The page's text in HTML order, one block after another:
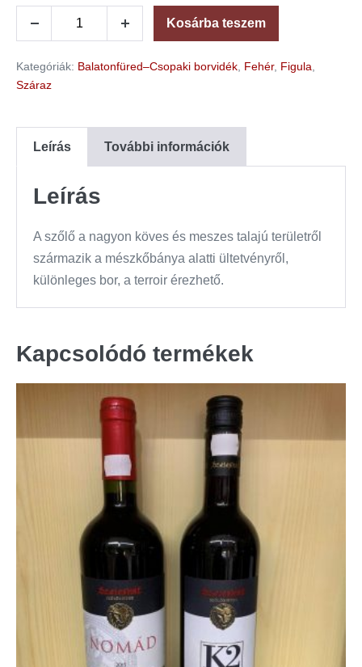
Kosárba teszem
Kategóriák: Balatonfüred–Csopaki borvidék Fehér, Figula
Száraz
Leírás További információk
Leírás
A szőlő a nagyon köves és meszes talajú területről
származik a mészkőbánya alatti ültetvényről,
különleges bor, a terroir érezhető.
Kapcsolódó termékek